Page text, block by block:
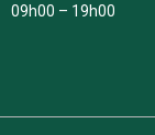
09h00 – 19h00